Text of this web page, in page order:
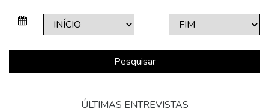
Pesquisar
ÚLTIMAS ENTREVISTAS